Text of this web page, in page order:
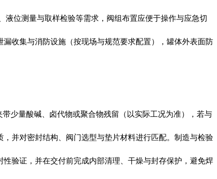
位测量与取样检验等需求，阀组布置应便于操作与应急切
收集与消防设施（按现场与规范要求配置），罐体外表面防
少量酸碱、卤代物或聚合物残留（以实际工况为准），若与
并对密封结构、阀门选型与垫片材料进行匹配。制造与检验
验证，并在交付前完成内部清理、干燥与封存保护，避免焊